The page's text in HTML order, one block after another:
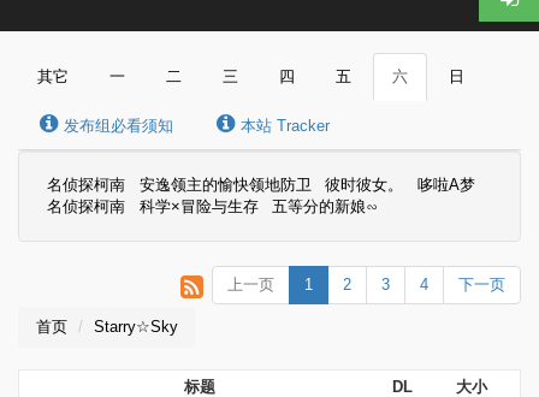
其它 一 二 三 四 五 六 日
发布组必看须知 本站 Tracker
名侦探柯南 安逸领主的愉快领地防卫 彼时彼女。
哆啦A梦
名侦探柯南
科学×冒险与生存 五等分的新娘∽
上一页 1 2 3 4 下一页
首页 Starry☆Sky
标题 DL
大小